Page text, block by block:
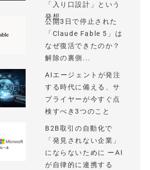
「入り口設計」という
発想
公開3日で停止された
「Claude Fable 5」は
なぜ復活できたのか？
解除の裏側...
AIエージェントが発注
する時代に備える、サ
プライヤーが今すぐ点
検すべき3つのこと
B2B取引の自動化で
「発見されない企業」
にならないために ーAI
が自律的に連携する